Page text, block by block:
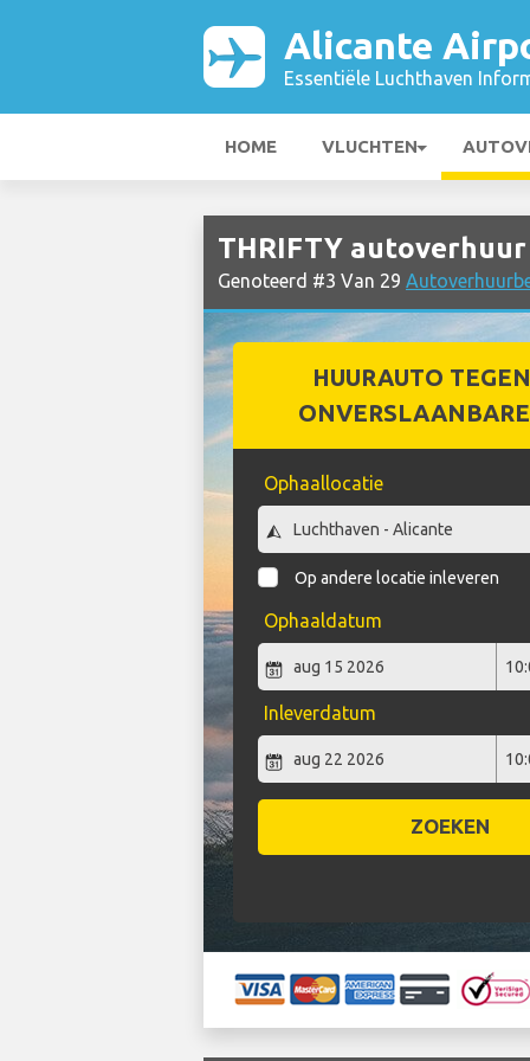
Alicante
Essentiële Luchthaven
HOME VLUCHTEN
THRIFTY
Genoteerd #3 Van 29
HUURAUTO
Ophaallocatie
Op andere locatie inleveren
Ophaaldatum
Inleverdatum
ZOEKEN